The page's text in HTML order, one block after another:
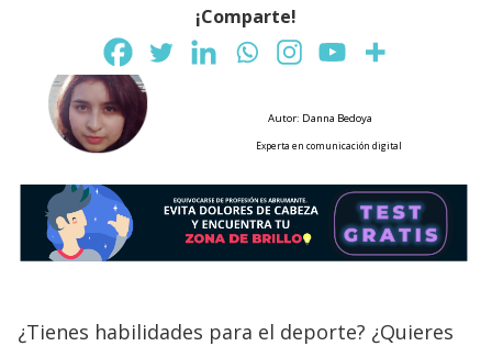
¡Comparte!
Autor: Danna Bedoya
Experta en comunicación digital
¿Tienes habilidades para el deporte? ¿Quieres